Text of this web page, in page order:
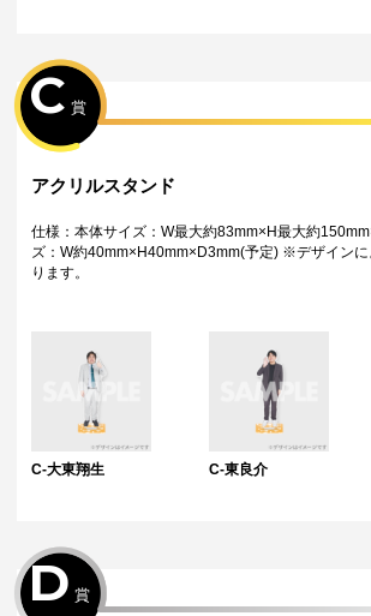
・2回目以降は自動的に開催中のWチャンス賞へ応募
C 賞
アクリルスタンド
仕様：本体サイズ：W最大約83mm×H最大約
ズ：W約40mm×H40mm×D3mm(予定) ※デザインに
ります。
C-大東翔生 C-東良介
D 賞